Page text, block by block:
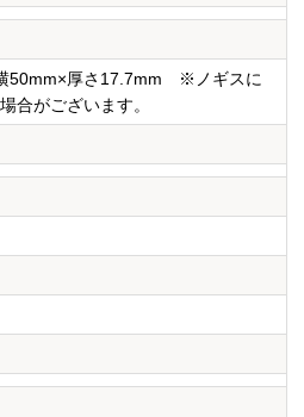
50mm×厚さ17.7mm ※ノギスに
合がございます。